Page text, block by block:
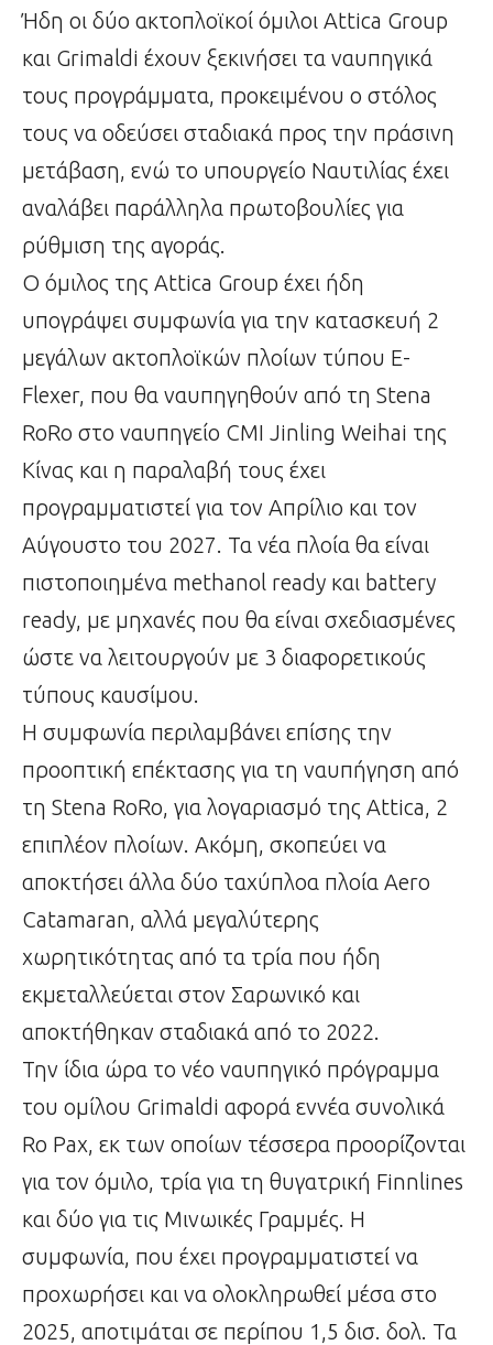
Ήδη οι δύο ακτοπλοϊκοί όμιλοι Αttica Group
και Grimaldi έχουν ξεκινήσει τα ναυπηγικά
τους προγράμματα, προκειμένου ο στόλος
τους να οδεύσει σταδιακά προς την πράσινη
μετάβαση, ενώ το υπουργείο Ναυτιλίας έχει
αναλάβει παράλληλα πρωτοβουλίες για
ρύθμιση της αγοράς.
Ο όμιλος της Αttica Group έχει ήδη
υπογράψει συμφωνία για την κατασκευή 2
μεγάλων ακτοπλοϊκών πλοίων τύπου Ε-
Flexer, που θα ναυπηγηθούν από τη Stena
RoRo στο ναυπηγείο CMI Jinling Weihai της
Κίνας και η παραλαβή τους έχει
προγραμματιστεί για τον Απρίλιο και τον
Αύγουστο του 2027. Τα νέα πλοία θα είναι
πιστοποιημένα methanol ready και battery
ready, με μηχανές που θα είναι σχεδιασμένες
ώστε να λειτουργούν με 3 διαφορετικούς
τύπους καυσίμου.
Η συμφωνία περιλαμβάνει επίσης την
προοπτική επέκτασης για τη ναυπήγηση από
τη Stena RoRo, για λογαριασμό της Attica, 2
επιπλέον πλοίων. Ακόμη, σκοπεύει να
αποκτήσει άλλα δύο ταχύπλοα πλοία Aero
Catamaran, αλλά μεγαλύτερης
χωρητικότητας από τα τρία που ήδη
εκμεταλλεύεται στον Σαρωνικό και
αποκτήθηκαν σταδιακά από το 2022.
Την ίδια ώρα το νέο ναυπηγικό πρόγραμμα
του ομίλου Grimaldi αφορά εννέα συνολικά
Ro Pax, εκ των οποίων τέσσερα προορίζονται
για τον όμιλο, τρία για τη θυγατρική Finnlines
και δύο για τις Μινωικές Γραμμές. Η
συμφωνία, που έχει προγραμματιστεί να
προχωρήσει και να ολοκληρωθεί μέσα στο
2025, αποτιμάται σε περίπου 1,5 δισ. δολ. Τα